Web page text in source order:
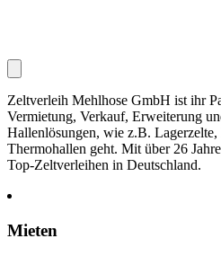
Zeltverleih Mehlhose GmbH ist ihr
Vermietung, Verkauf, Erweiterung
Hallenlösungen, wie z.B.
Thermohallen geht. Mit über 26
Top-Zeltverleihen in Deutschland.
Mieten